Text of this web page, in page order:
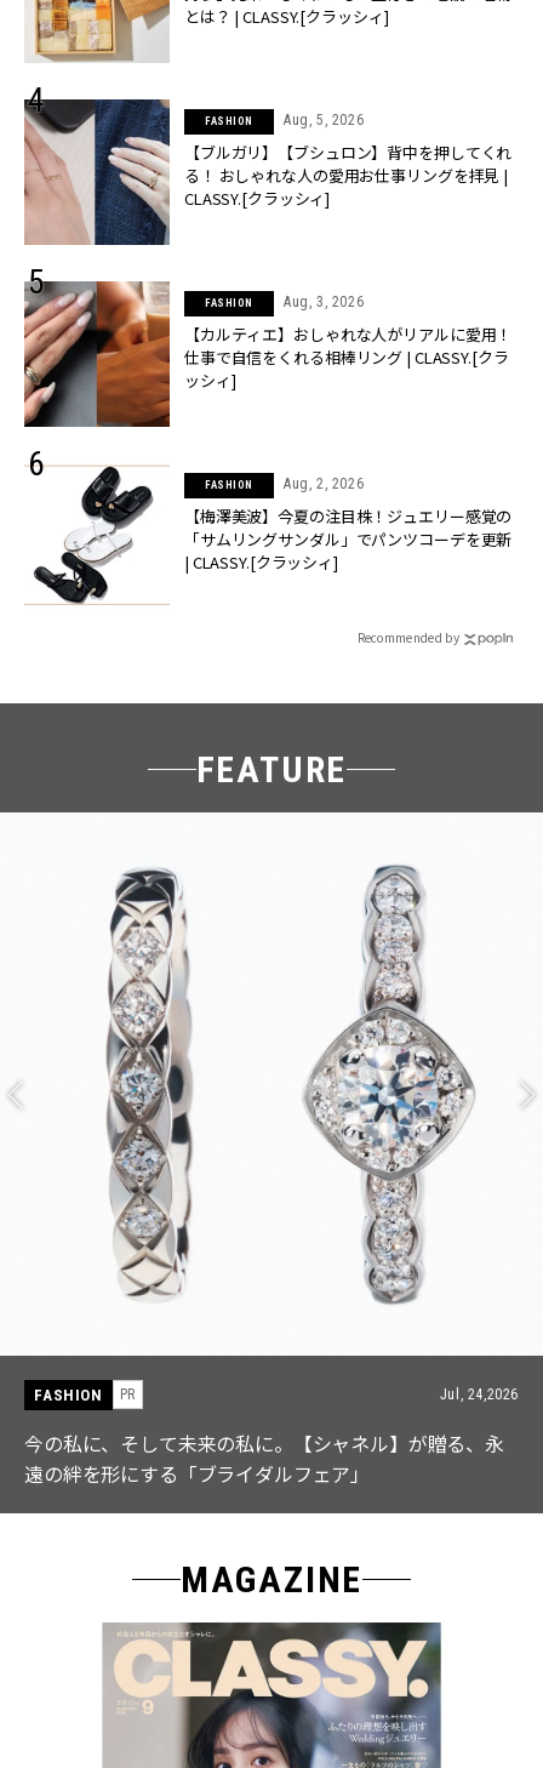
とは？ | CLASSY.[クラッシィ]
FASHION Aug, 5, 2026
【ブルガリ】【ブシュロン】背中を押してくれ
る！ おしゃれな人の愛用お仕事リングを拝見 |
CLASSY.[クラッシィ]
FASHION Aug, 3, 2026
【カルティエ】おしゃれな人がリアルに愛用！
仕事で自信をくれる相棒リング | CLASSY.[クラ
ッシィ]
FASHION Aug, 2, 2026
【梅澤美波】今夏の注目株！ジュエリー感覚の
「サムリングサンダル」でパンツコーデを更新
| CLASSY.[クラッシィ]
Recommended by
FEATURE
FASHION PR Jul, 15,2026
【ICB】人気インフルエンサーと共同制作! 週5で着たく
なる「名品ブラウス」２選
MAGAZINE